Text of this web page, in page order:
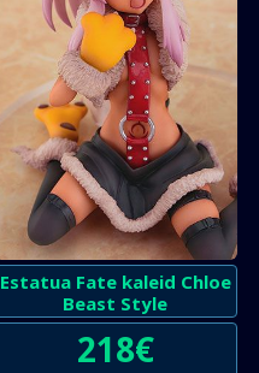
Estatua Fate kaleid Chloe
Beast Style
218€